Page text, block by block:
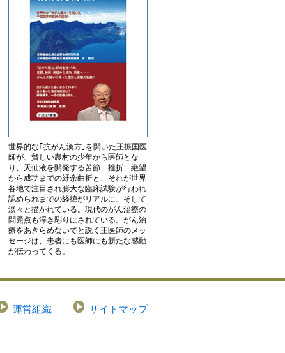
世界的な｢抗がん漢方｣を開いた王振国医
師が、貧しい農村の少年から医師とな
り、天仙液を開発する苦節、挫折、絶望
から成功までの紆余曲折と、それが世界
各地で注目され膨大な臨床試験が行われ
認められまでの経緯がリアルに、そして
淡々と描かれている。現代のがん治療の
問題点も浮き彫りにされている。がん治
療をあきらめないでと説く王医師のメッ
セージは、患者にも医師にも新たな感動
が伝わってくる。
運営組織 サイトマップ